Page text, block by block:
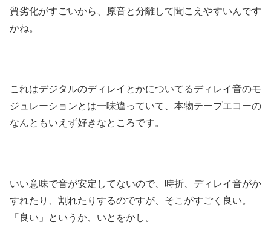
質劣化がすごいから、原音と分離して聞こえやすいんです
かね。
これはデジタルのディレイとかについてるディレイ音のモ
ジュレーションとは一味違っていて、本物テープエコーの
なんともいえず好きなところです。
いい意味で音が安定してないので、時折、ディレイ音がか
すれたり、割れたりするのですが、そこがすごく良い。
「良い」というか、いとをかし。